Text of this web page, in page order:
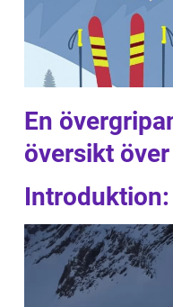
En
översikt
Introduktion: